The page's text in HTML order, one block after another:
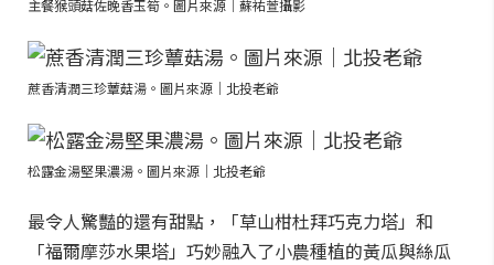
主餐猴頭菇佐晚香玉筍。圖片來源｜蘇祐萱攝影
蔗香清潤三珍蕈菇湯。圖片來源｜北投老爺
松露金湯堅果濃湯。圖片來源｜北投老爺
最令人驚豔的還有甜點，「草山柑杜拜巧克力塔」和
「福爾摩莎水果塔」巧妙融入了小農種植的黃瓜與絲瓜